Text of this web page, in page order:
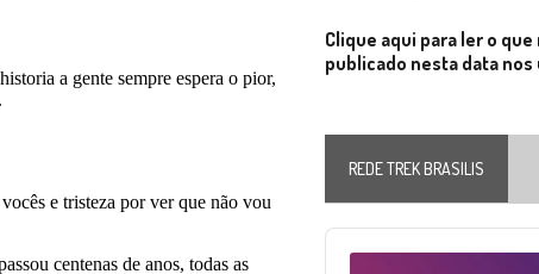
Clique aqui para ler o
publicado nesta data
REDE TREK BRASILIS
Audio
Player